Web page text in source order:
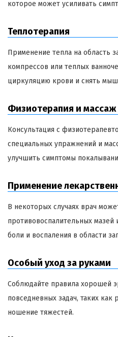
которое может усиливать
Теплотерапия
Применение тепла на область
компрессов или теплых
циркуляцию крови и снять
Физиотерапия и массаж
Консультация с
специальных упражнений и
улучшить симптомы
Применение
В некоторых случаях врач
противовоспалительных мазей
боли и воспаления в области
Особый уход за руками
Соблюдайте правила хорошей
повседневных задач, таких
ношение тяжестей.